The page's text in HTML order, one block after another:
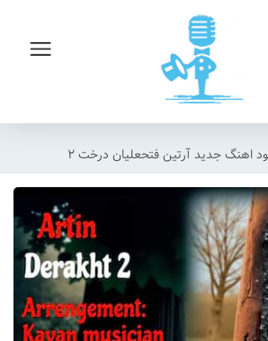
اهنگ جدید آرتین فتحعلیان درخت ۲